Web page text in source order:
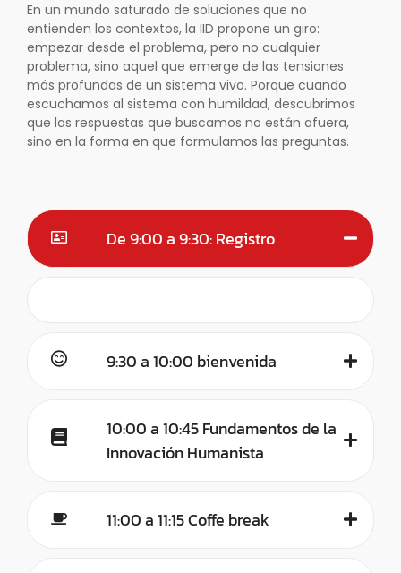
En un mundo saturado de soluciones que no
entienden los contextos, la IID propone un giro:
empezar desde el problema, pero no cualquier
problema, sino aquel que emerge de las tensiones
más profundas de un sistema vivo. Porque cuando
escuchamos al sistema con humildad, descubrimos
que las respuestas que buscamos no están afuera,
sino en la forma en que formulamos las preguntas.
De 9:00 a 9:30: Registro
9:30 a 10:00 bienvenida
10:00 a 10:45 Fundamentos de la
Innovación Humanista
11:00 a 11:15 Coffe break